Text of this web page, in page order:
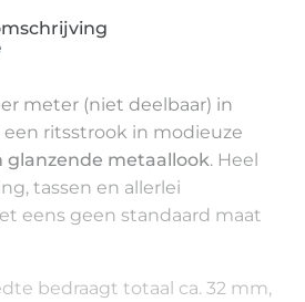
meter (niet deelbaar) in
ritsstrook in modieuze
metaallook. Heel
tassen en allerlei
eens geen standaard maat
bedraagt totaal ca. 32 mm,